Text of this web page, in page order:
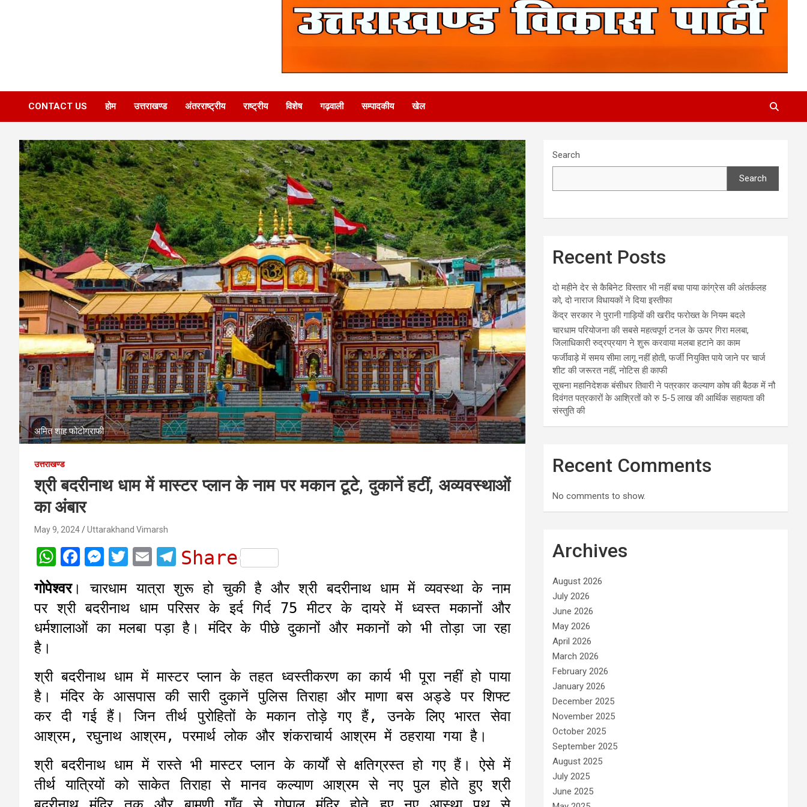
CONTACT US होम उत्तराखण्ड अंतरराष्ट्रीय राष्ट्रीय विशेष गढ़वाली सम्पादकीय खेल
अमित शाह फोटोग्राफी
उत्तराखण्ड
श्री बदरीनाथ धाम में मास्टर प्लान के नाम पर मकान टूटे, दुकानें हटीं, अव्यवस्थाओं
का अंबार
May 9, 2024 Uttarakhand Vimarsh
W
a
t
s
p
p
F
c
e
b
o
k
M
s
s
e
g
e
r
T
i
t
t
r
E
a
i
l
T
l
e
g
a
m
Share
गोपेश्वर। चारधाम यात्रा शुरू हो चुकी है और श्री बदरीनाथ धाम में व्यवस्था के नाम
पर श्री बदरीनाथ धाम परिसर के इर्द गिर्द 75 मीटर के दायरे में ध्वस्त मकानों और
धर्मशालाओं का मलबा पड़ा है। मंदिर के पीछे दुकानों और मकानों को भी तोड़ा जा रहा
है।
श्री बदरीनाथ धाम में मास्टर प्लान के तहत ध्वस्तीकरण का कार्य भी पूरा नहीं हो पाया
है। मंदिर के आसपास की सारी दुकानें पुलिस तिराहा और माणा बस अड्डे पर शिफ्ट
कर दी गई हैं। जिन तीर्थ पुरोहितों के मकान तोड़े गए हैं, उनके लिए भारत सेवा
आश्रम, रघुनाथ आश्रम, परमार्थ लोक और शंकराचार्य आश्रम में ठहराया गया है।
श्री बदरीनाथ धाम में रास्ते भी मास्टर प्लान के कार्यों से क्षतिग्रस्त हो गए हैं। ऐसे में
तीर्थ यात्रियों को साकेत तिराहा से मानव कल्याण आश्रम से नए पुल होते हुए श्री
Search
Search
Recent Posts
दो महीने देर से कैबिनेट विस्तार भी नहीं बचा पाया कांग्रेस की अंतर्कलह
को, दो नाराज विधायकों ने दिया इस्तीफा
केंद्र सरकार ने पुरानी गाड़ियों की खरीद फरोख्त के नियम बदले
चारधाम परियोजना की सबसे महत्वपूर्ण टनल के ऊपर गिरा मलबा,
जिलाधिकारी रुद्रप्रयाग ने शुरू करवाया मलबा हटाने का काम
फर्जीवाड़े में समय सीमा लागू नहीं होती, फर्जी नियुक्ति पाये जाने पर चार्ज
शीट की जरूरत नहीं, नोटिस ही काफी
सूचना महानिदेशक बंसीधर तिवारी ने पत्रकार कल्याण कोष की बैठक में नौ
दिवंगत पत्रकारों के आश्रितों को रु 5-5 लाख की आर्थिक सहायता की
संस्तुति की
Recent Comments
No comments to show.
Archives
August 2026
July 2026
June 2026
May 2026
April 2026
March 2026
February 2026
January 2026
December 2025
November 2025
October 2025
September 2025
August 2025
July 2025
June 2025